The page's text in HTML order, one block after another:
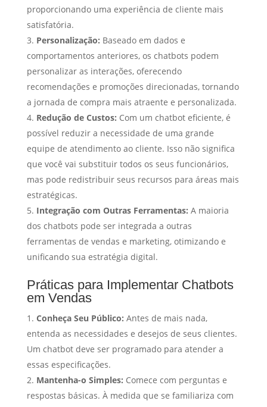
proporcionando uma experiência de cliente mais
satisfatória.
Personalização: Baseado em dados e
comportamentos anteriores, os chatbots podem
personalizar as interações, oferecendo
recomendações e promoções direcionadas, tornando
a jornada de compra mais atraente e personalizada.
Redução de Custos: Com um chatbot eficiente, é
possível reduzir a necessidade de uma grande
equipe de atendimento ao cliente. Isso não significa
que você vai substituir todos os seus funcionários,
mas pode redistribuir seus recursos para áreas mais
estratégicas.
Integração com Outras Ferramentas: A maioria
dos chatbots pode ser integrada a outras
ferramentas de vendas e marketing, otimizando e
unificando sua estratégia digital.
Práticas para Implementar Chatbots
em Vendas
Conheça Seu Público: Antes de mais nada,
entenda as necessidades e desejos de seus clientes.
Um chatbot deve ser programado para atender a
essas especificações.
Mantenha-o Simples: Comece com perguntas e
respostas básicas. À medida que se familiariza com